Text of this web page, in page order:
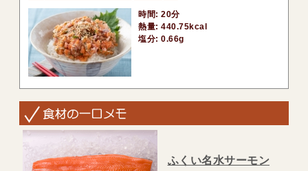
時間: 20分
熱量: 440.75kcal
塩分: 0.66g
ふくい名水サーモン